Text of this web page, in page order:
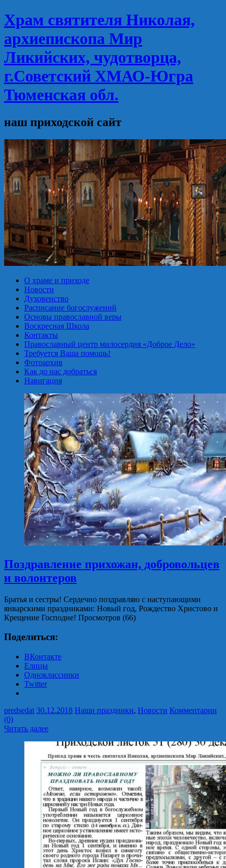
Храм святителя Николая,
архиепископа Мир
Ликийских, чудотворца,
г.Советский ХМАО-Югра
Тюменская обл.
наш приходской сайт
О храме и приходе
Новости
Духовенство
Расписание богослужений
Основы православной веры
Воскресная Школа
Контакты
Православный центр милосердия «Доброе Дело»
Требуется Ваша помощь!
Фотоархив
Как до нас добраться
Навигация
Поздравление прихожан, добровольцев
и волонтеров
Братья и сестры! Сердечно поздравляю с наступающими
январскими праздниками: Новый год, Рождество Христово и
Крещение Господне! Просмотров (66)
Поделиться:
ВКонтакте
Елицы
Одноклассники
Twitter
predsedat 30.12.2018 Наши праздники, Новости Комментарии
(0)
Читать далее